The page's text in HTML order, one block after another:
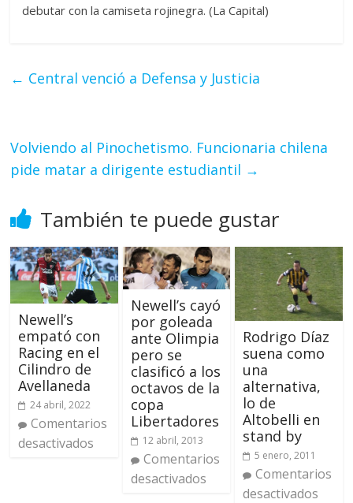
debutar con la camiseta rojinegra. (La Capital)
← Central venció a Defensa y Justicia
Volviendo al Pinochetismo. Funcionaria chilena
pide matar a dirigente estudiantil →
También te puede gustar
Newell’s
empató con
Racing en el
Cilindro de
Avellaneda
24 abril, 2022
Comentarios
desactivados
Newell’s cayó
por goleada
ante Olimpia
pero se
clasificó a los
octavos de la
copa
Libertadores
12 abril, 2013
Comentarios
desactivados
Rodrigo Díaz
suena como
una
alternativa,
lo de
Altobelli en
stand by
5 enero, 2011
Comentarios
desactivados